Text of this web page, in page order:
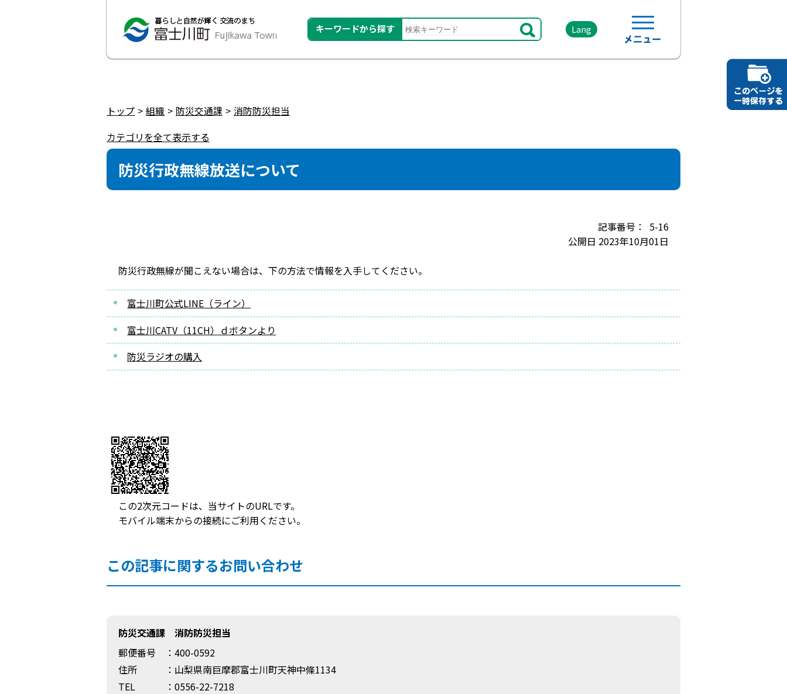
キーワードから探す Lang
トップ 組織 防災交通課
消防防災担当
カテゴリを全て表示する
防災行政無線放送について
5-16
公開日 2023年10月01日
防災行政無線が聞こえない場合は、下の方法で情報を入手してください。
富士川町公式LINE（ライン）
富士川CATV（11CH）ｄボタンより
防災ラジオの購入
この2次元コードは、当サイトのURLです。
モバイル端末からの接続にご利用ください。
この記事に関するお問い合わせ
防災交通課 消防防災担当
郵便番号
：400-0592
住所
：山梨県南巨摩郡富士川町天神中條1134
TEL
：0556-22-7218